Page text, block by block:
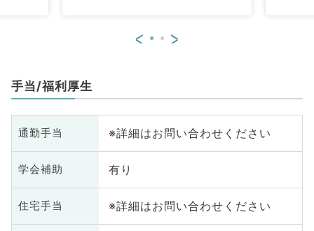
< >
手当/福利厚生
通勤手当 ※詳細はお問い合わせください
学会補助 有り
住宅手当 ※詳細はお問い合わせください